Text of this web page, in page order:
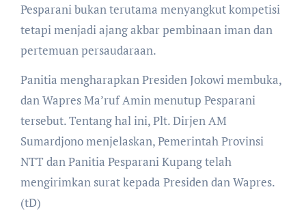
Pesparani bukan terutama menyangkut kompetisi
tetapi menjadi ajang akbar pembinaan iman dan
pertemuan persaudaraan.
Panitia mengharapkan Presiden Jokowi membuka,
dan Wapres Ma’ruf Amin menutup Pesparani
tersebut. Tentang hal ini, Plt. Dirjen AM
Sumardjono menjelaskan, Pemerintah Provinsi
NTT dan Panitia Pesparani Kupang telah
mengirimkan surat kepada Presiden dan Wapres.
(tD)